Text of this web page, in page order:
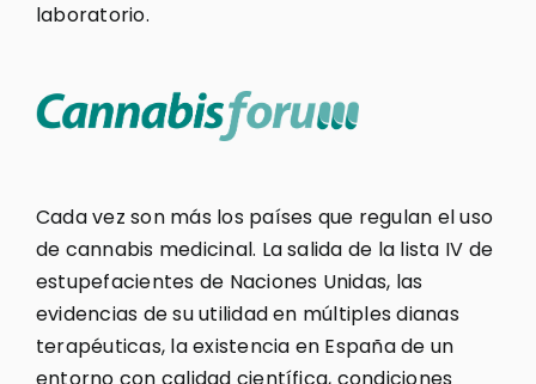
laboratorio.
Cada vez son más los países que regulan el uso
de cannabis medicinal. La salida de la lista IV de
estupefacientes de Naciones Unidas, las
evidencias de su utilidad en múltiples dianas
terapéuticas, la existencia en España de un